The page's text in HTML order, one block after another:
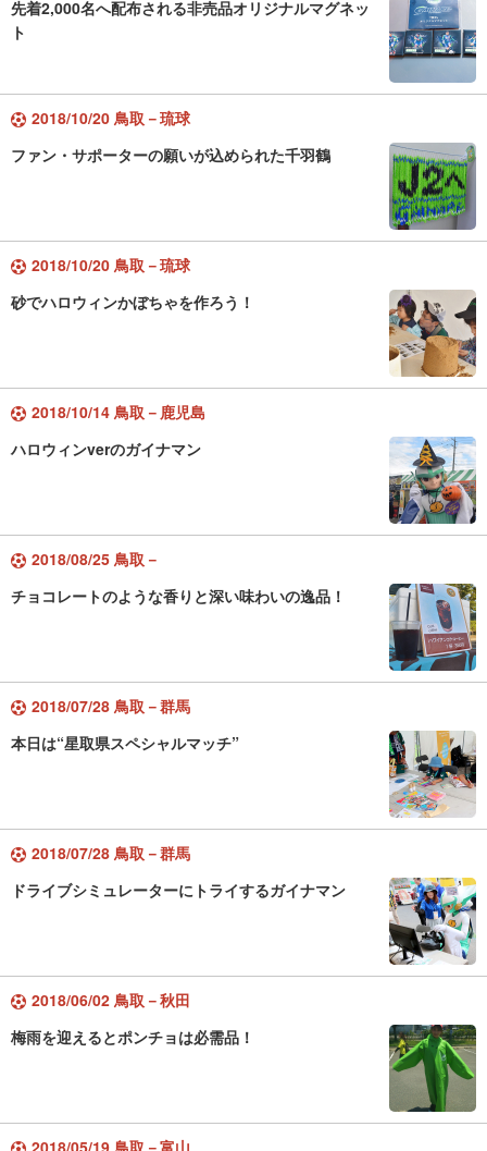
先着2,000名へ配布される非売品オリジナルマグネッ
ト
2018/10/20 鳥取－琉球
ファン・サポーターの願いが込められた千羽鶴
2018/10/20 鳥取－琉球
砂でハロウィンかぼちゃを作ろう！
2018/10/14 鳥取－鹿児島
ハロウィンverのガイナマン
2018/08/25 鳥取－
チョコレートのような香りと深い味わいの逸品！
2018/07/28 鳥取－群馬
本日は“星取県スペシャルマッチ”
2018/07/28 鳥取－群馬
ドライブシミュレーターにトライするガイナマン
2018/06/02 鳥取－秋田
梅雨を迎えるとポンチョは必需品！
2018/05/19 鳥取－富山